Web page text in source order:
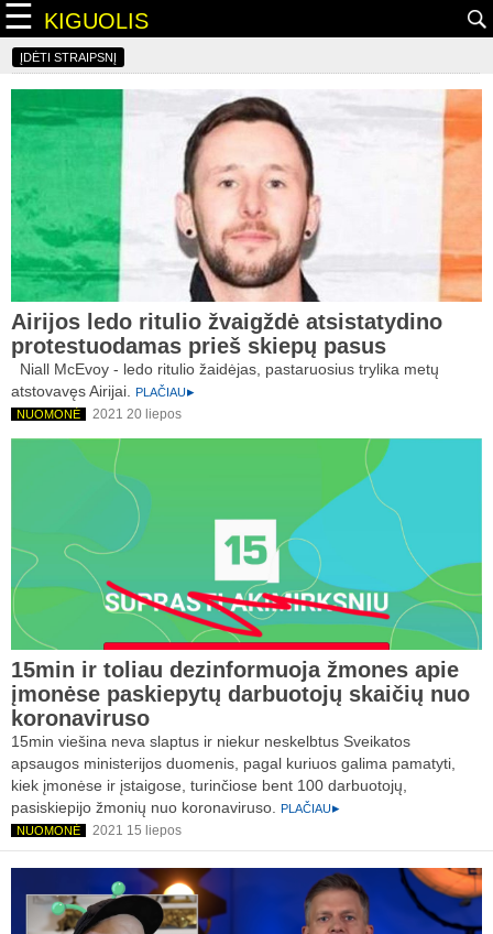
☰ KIGUOLIS
ĮDĖTI STRAIPSNĮ
Airijos ledo ritulio žvaigždė atsistatydino
protestuodamas prieš skiepų pasus
Niall McEvoy - ledo ritulio žaidėjas, pastaruosius trylika metų
atstovavęs Airijai.
PLAČIAU
NUOMONĖ
2021 20 liepos
15min ir toliau dezinformuoja žmones apie
įmonėse paskiepytų darbuotojų skaičių nuo
koronaviruso
15min viešina neva slaptus ir niekur neskelbtus Sveikatos
apsaugos ministerijos duomenis, pagal kuriuos galima pamatyti,
kiek įmonėse ir įstaigose, turinčiose bent 100 darbuotojų,
pasiskiepijo žmonių nuo koronaviruso.
PLAČIAU
NUOMONĖ
2021 15 liepos